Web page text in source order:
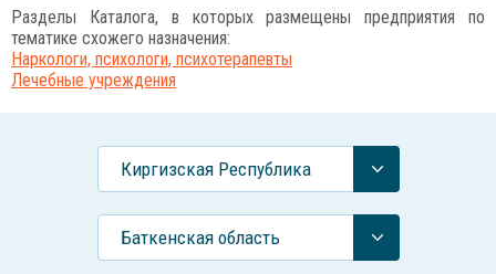
Разделы Каталога, в которых размещены предприятия по
тематике схожего назначения:
Наркологи, психологи, психотерапевты
Лечебные учреждения
Киргизская Республика
Баткенская область